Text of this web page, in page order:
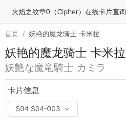
火焰之纹章0（Cipher）在线卡片查询
首页 / 妖艳的魔龙骑士 卡米拉
妖艳的魔龙骑士 卡米拉
妖艶な魔竜騎士 カミラ
卡片信息
S04 S04-003